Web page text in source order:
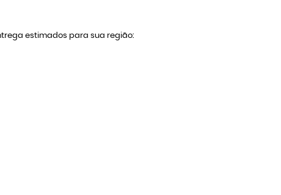
estimados para sua região: